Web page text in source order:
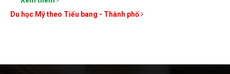
Du học Mỹ theo Tiểu bang - Thành phố